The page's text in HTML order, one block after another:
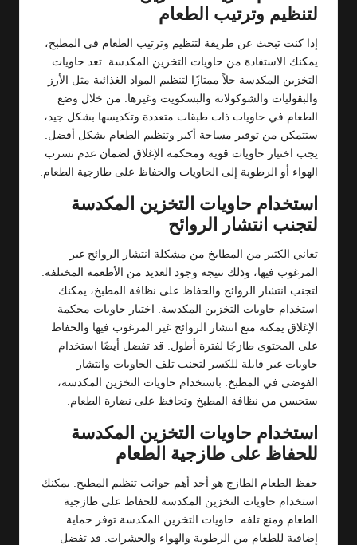
لتنظيم وترتيب الطعام
إذا كنت تبحث عن طريقة لتنظيم وترتيب الطعام في المطبخ،
يمكنك الاستفادة من حاويات التخزين المكدسة. تعد حاويات
التخزين المكدسة حلاً ممتازًا لتنظيم المواد الغذائية مثل الأرز
والبقوليات والشوكولاتة والبسكويت وغيرها. من خلال وضع
الطعام في حاويات ذات طبقات متعددة وتكديسها بشكل جيد،
ستتمكن من توفير مساحة أكبر وتنظيم الطعام بشكل أفضل.
يجب اختيار حاويات قوية ومحكمة الإغلاق لضمان عدم تسرب
الهواء أو الرطوبة إلى الحاويات والحفاظ على طازجية الطعام.
استخدام حاويات التخزين المكدسة
لتجنب انتشار الروائح
تعاني الكثير من المطابخ من مشكلة انتشار الروائح غير
المرغوب فيها، وذلك نتيجة وجود العديد من الأطعمة المختلفة.
لتجنب انتشار الروائح والحفاظ على نظافة المطبخ، يمكنك
استخدام حاويات التخزين المكدسة. اختيار حاويات محكمة
الإغلاق يمكنه منع انتشار الروائح غير المرغوب فيها والحفاظ
على المحتوى طازجًا لفترة أطول. قد تفضل أيضًا استخدام
حاويات غير قابلة للكسر لتجنب تلف الحاويات وانتشار
الفوضى في المطبخ. باستخدام حاويات التخزين المكدسة،
ستحسن من نظافة المطبخ وتحافظ على نضارة الطعام.
استخدام حاويات التخزين المكدسة
للحفاظ على طازجية الطعام
حفظ الطعام الطازج هو أحد أهم جوانب تنظيم المطبخ. يمكنك
استخدام حاويات التخزين المكدسة للحفاظ على طازجية
الطعام ومنع تلفه. حاويات التخزين المكدسة توفر حماية
إضافية للطعام من الرطوبة والهواء والحشرات. قد تفضل